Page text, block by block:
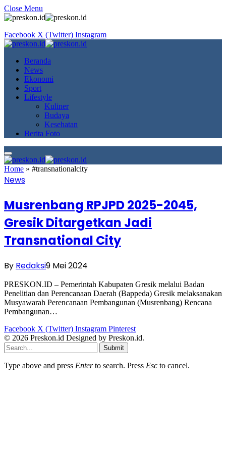
Close Menu
Facebook X (Twitter) Instagram
Beranda
News
Ekonomi
Sport
Lifestyle
Kuliner
Budaya
Kesehatan
Berita Foto
Home » #transnationalcity
News
Musrenbang RPJPD 2025-2045,
Gresik Ditargetkan Jadi
Transnational City
By Redaksi9 Mei 2024
PRESKON.ID – Pemerintah Kabupaten Gresik melalui Badan
Penelitian dan Perencanaan Daerah (Bappeda) Gresik melaksanakan
Musyawarah Perencanaan Pembangunan (Musrenbang) Rencana
Pembangunan…
Facebook X (Twitter) Instagram Pinterest
© 2026 Preskon.id Designed by Preskon.id.
Submit
Type above and press Enterto search. Press Esc to cancel.